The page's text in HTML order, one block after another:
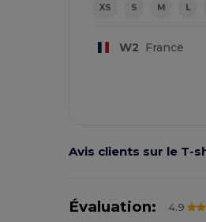
XS S M L
W2 France
Avis clients sur le
Évaluation: 4.9